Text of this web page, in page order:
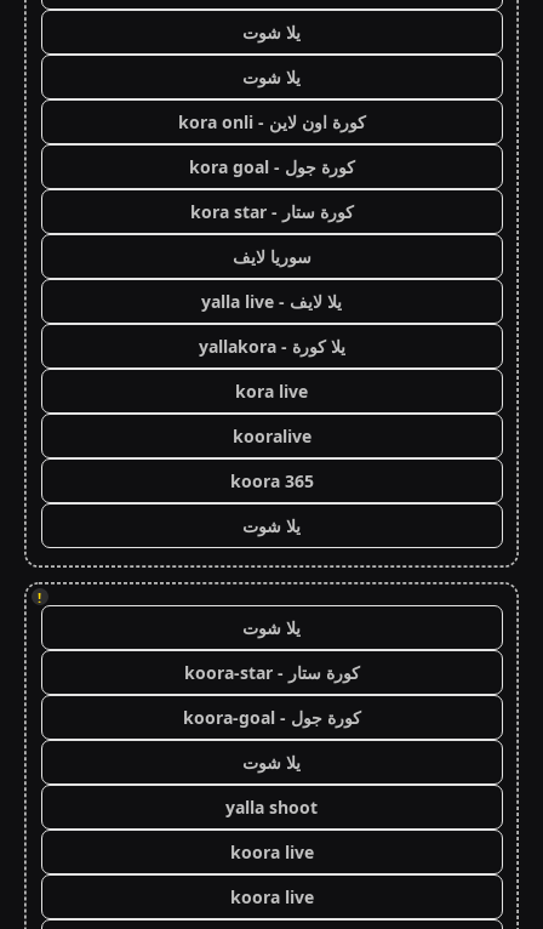
يلا شوت
يلا شوت
كورة اون لاين - kora onli
كورة جول - kora goal
كورة ستار - kora star
سوريا لايف
يلا لايف - yalla live
يلا كورة - yallakora
kora live
kooralive
koora 365
يلا شوت
!
يلا شوت
كورة ستار - koora-star
كورة جول - koora-goal
يلا شوت
yalla shoot
koora live
koora live